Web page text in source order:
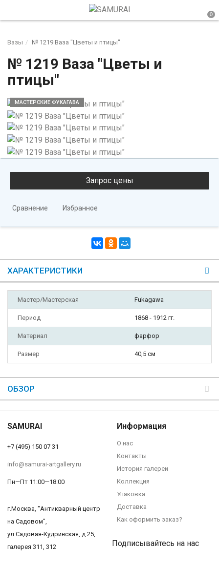
Вазы № 1219 Ваза "Цветы и птицы"
№ 1219 Ваза "Цветы и
птицы"
МАСТЕРСКИЕ ФУКАГАВА
Сравнение Избранное
ХАРАКТЕРИСТИКИ
Мастер/Мастерская Fukagawa
Период 1868 - 1912 гг.
Материал фарфор
Размер 40,5 см
ОБЗОР
SAMURAI
+7 (495) 150 07 31
info@samurai-artgallery.ru
Пн—Пт 11:00—18:00
г.Москва, "Антикварный центр
на Садовом",
ул.Садовая-Кудринская, д.25,
галерея 311, 312
Информация
О нас
Контакты
История галереи
Коллекция
Упаковка
Доставка
Как оформить заказ?
Подписывайтесь на нас